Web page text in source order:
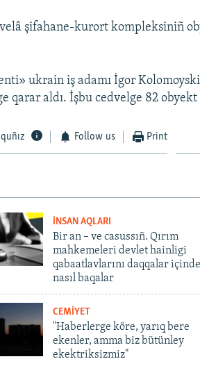
şifahane-kurort kompleksiniñ
ukrain iş adamı İgor
qarar aldı. İşbu cedvelge 82
Follow us Print
İNSAN AQLARI
Bir an – ve casussıñ. Qırım
mahkemeleri devlet hainligi
qabaatlavlarını daqqalar içinde
nasıl baqalar
CEMİYET
"Haberlerge köre, yarıq bere
ekenler, amma biz bütünley
ekektriksizmiz"